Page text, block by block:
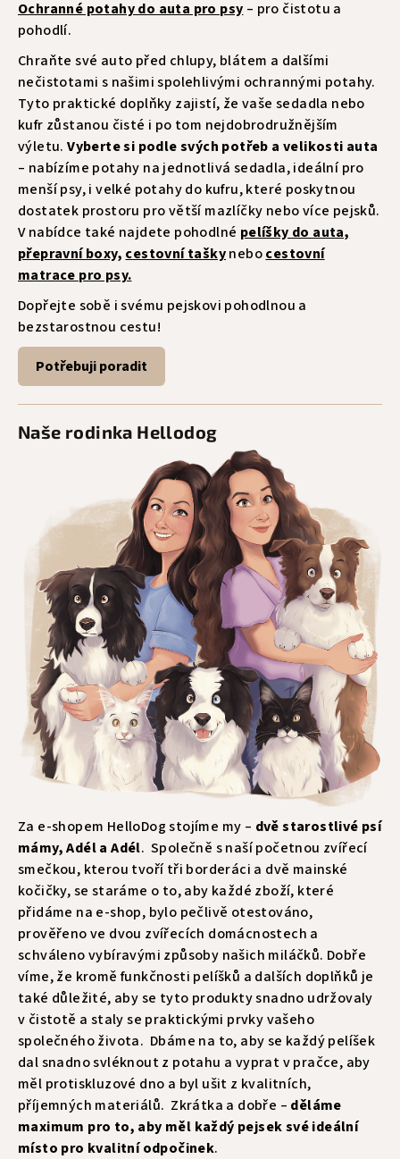
Ochranné potahy do auta pro psy – pro čistotu a
pohodlí.
Chraňte své auto před chlupy, blátem a dalšími
nečistotami s našimi spolehlivými ochrannými potahy.
Tyto praktické doplňky zajistí, že vaše sedadla nebo
kufr zůstanou čisté i po tom nejdobrodružnějším
výletu.Vyberte si podle svých potřeb a velikosti auta
– nabízíme potahy na jednotlivá sedadla, ideální pro
menší psy, i velké potahy do kufru, které poskytnou
dostatek prostoru pro větší mazlíčky nebo více pejsků.
V nabídce také najdete pohodlné pelíšky do auta,
přepravní boxy, cestovní taškynebocestovní
matrace pro psy.
Dopřejte sobě i svému pejskovi pohodlnou a
bezstarostnou cestu!
Potřebuji poradit
Naše rodinka Hellodog
Za e-shopem HelloDog stojíme my – dvě starostlivé psí
mámy, Adél a Adél. Společně s naší početnou zvířecí
smečkou, kterou tvoří tři borderáci a dvě mainské
kočičky, se staráme o to, aby každé zboží, které
přidáme na e-shop, bylo pečlivě otestováno,
prověřeno ve dvou zvířecích domácnostech a
schváleno vybíravými způsoby našich miláčků. Dobře
víme, že kromě funkčnosti pelíšků a dalších doplňků je
také důležité, aby se tyto produkty snadno udržovaly
v čistotě a staly se praktickými prvky vašeho
společného života. Dbáme na to, aby se každý pelíšek
dal snadno svléknout z potahu a vyprat v pračce, aby
měl protiskluzové dno a byl ušit z kvalitních,
příjemných materiálů. Zkrátka a dobře – děláme
maximum pro to, aby měl každý pejsek své ideální
místo pro kvalitní odpočinek.